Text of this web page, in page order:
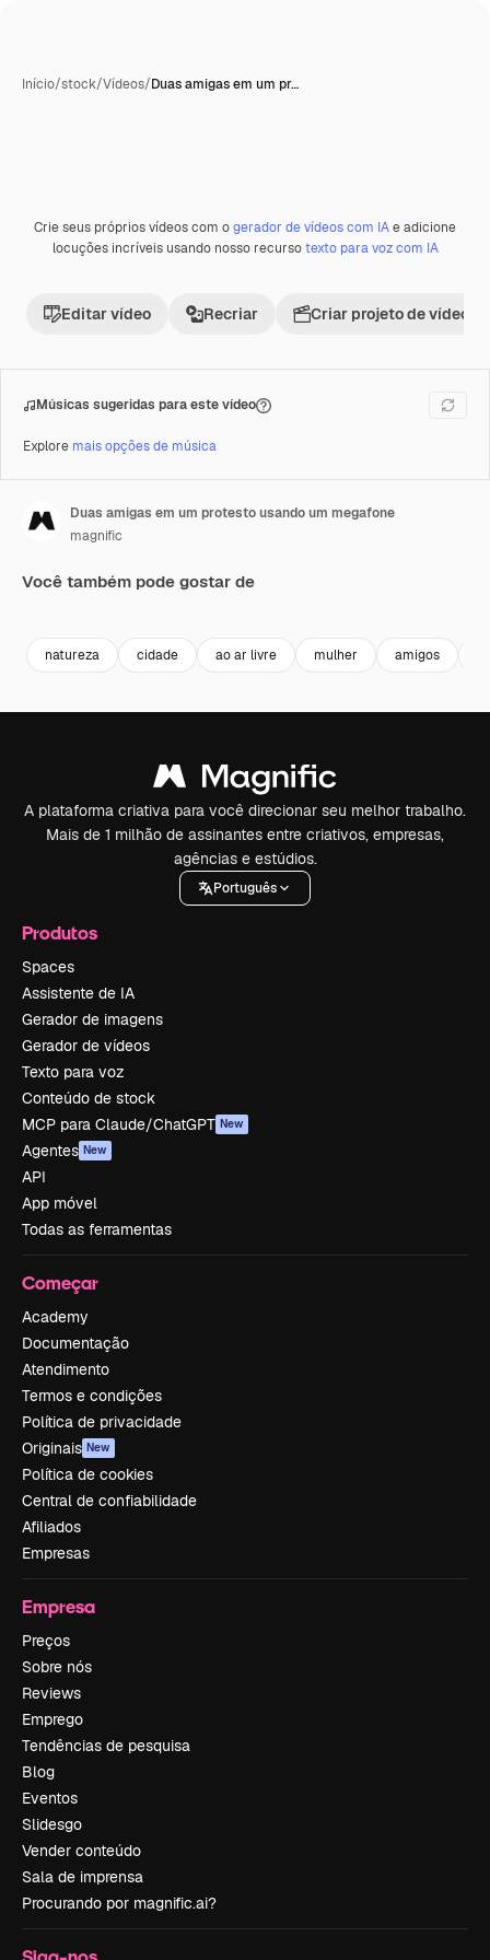
Início/stock/Vídeos/Duas amigas em um pr…
Crie seus próprios vídeos com ogerador de vídeos com IAe adicione
locuções incríveis usando nosso recursotexto para voz com IA
Editar vídeo Recriar Criar projeto de vídeo
Músicas sugeridas para este vídeo
Explore mais opções de música
Duas amigas em um protesto usando um megafone
magnific
Você também pode gostar de
natureza cidade ao ar livre mulher amigos
A plataforma criativa para você direcionar seu melhor trabalho.
Mais de 1 milhão de assinantes entre criativos, empresas,
agências e estúdios.
Português
Produtos
Spaces
Assistente de IA
Gerador de imagens
Gerador de vídeos
Texto para voz
Conteúdo de stock
MCP para Claude/ChatGPT New
Agentes New
API
App móvel
Todas as ferramentas
Começar
Academy
Documentação
Atendimento
Termos e condições
Política de privacidade
Originais New
Política de cookies
Central de confiabilidade
Afiliados
Empresas
Empresa
Preços
Sobre nós
Reviews
Emprego
Tendências de pesquisa
Blog
Eventos
Slidesgo
Vender conteúdo
Sala de imprensa
Procurando por magnific.ai?